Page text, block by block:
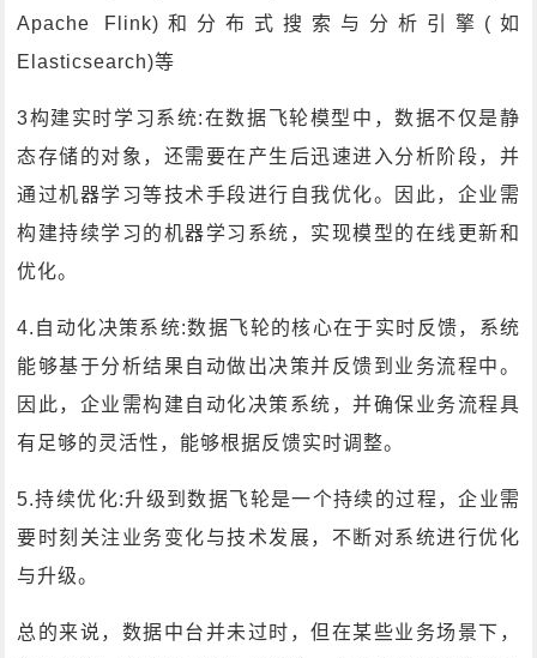
Apache Flink)和分布式搜索与分析引擎(如
Elasticsearch)等
3构建实时学习系统:在数据飞轮模型中，数据不仅是静
态存储的对象，还需要在产生后迅速进入分析阶段，并
通过机器学习等技术手段进行自我优化。因此，企业需
构建持续学习的机器学习系统，实现模型的在线更新和
优化。
4.自动化决策系统:数据飞轮的核心在于实时反馈，系统
能够基于分析结果自动做出决策并反馈到业务流程中。
因此，企业需构建自动化决策系统，并确保业务流程具
有足够的灵活性，能够根据反馈实时调整。
5.持续优化:升级到数据飞轮是一个持续的过程，企业需
要时刻关注业务变化与技术发展，不断对系统进行优化
与升级。
总的来说，数据中台并未过时，但在某些业务场景下，